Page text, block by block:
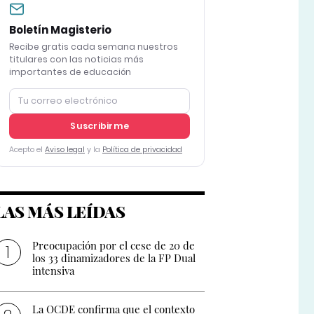
Boletín Magisterio
Recibe gratis cada semana nuestros
titulares con las noticias más
importantes de educación
Suscribirme
Acepto el Aviso legal y la Política de privacidad
MÁS LEÍDAS
Preocupación por el cese de 20 de
los 33 dinamizadores de la FP Dual
intensiva
La OCDE confirma que el contexto